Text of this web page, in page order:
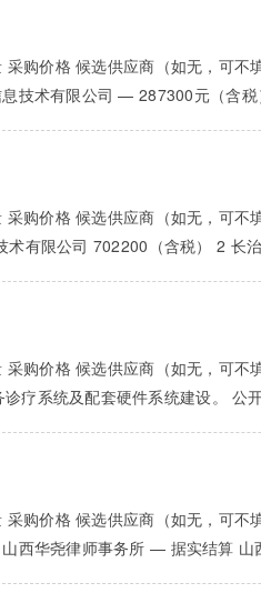
购价格 候选供应商（如无，可不
技术有限公司 — 287300元（含
购价格 候选供应商（如无，可不
有限公司 702200（含税） 2 长
购价格 候选供应商（如无，可不
疗系统及配套硬件系统建设。 公
购价格 候选供应商（如无，可
西华尧律师事务所 — 据实结算